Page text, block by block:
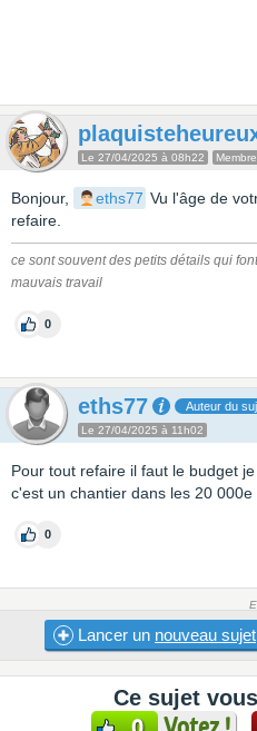
Le 27/04/2025 à 08h22
Bonjour, eths77 Vu l'âge de
refaire.
ce sont souvent des petits détails qui
mauvais travail
0
eths77 Auteur du
Le 27/04/2025 à 11h02
Pour tout refaire il faut le budget
c'est un chantier dans les 20 000e
0
Lancer un nouveau sujet
Ce sujet